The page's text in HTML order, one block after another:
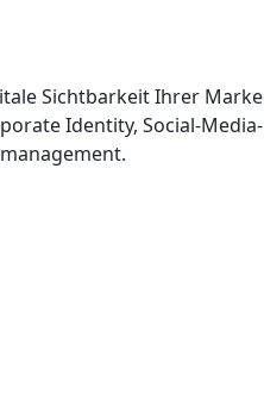
Sichtbarkeit Ihrer Marke
Identity, Social-Media-